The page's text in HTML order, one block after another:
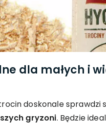
dla małych i
doskonale sprawdzi
gryzoni. Będzie